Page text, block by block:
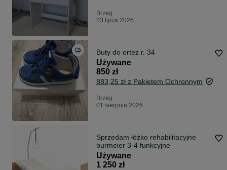
Brzeg
23 lipca 2026
Buty do ortez r. 34
Używane
850 zł
883,25 zł z Pakietem Ochronnym
Brzeg
01 sierpnia 2026
Sprzedam łóżko rehabilitacyjne
burmeier 3-4 funkcyjne
Używane
1 250 zł